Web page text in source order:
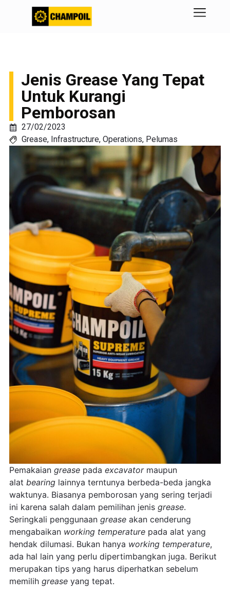
Jenis Grease Yang Tepat
Untuk Kurangi
Pemborosan
27/02/2023
Grease, Infrastructure, Operations, Pelumas
Pemakaian grease pada excavator maupun
alat bearing lainnya terntunya berbeda-beda jangka
waktunya. Biasanya pemborosan yang sering terjadi
ini karena salah dalam pemilihan jenis grease.
Seringkali penggunaan grease akan cenderung
mengabaikan working temperature pada alat yang
hendak dilumasi. Bukan hanya working temperature,
ada hal lain yang perlu dipertimbangkan juga. Berikut
merupakan tips yang harus diperhatkan sebelum
memilih grease yang tepat.